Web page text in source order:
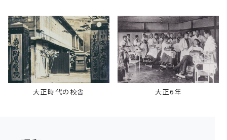
大正時代の校舎 大正6年